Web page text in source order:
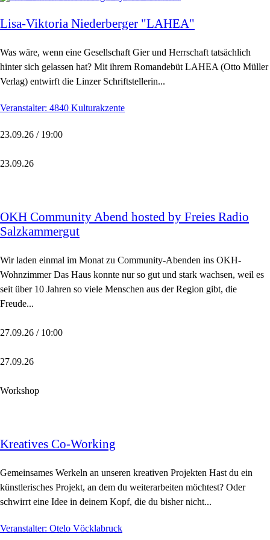
Lisa-Viktoria Niederberger "LAHEA"
Was wäre, wenn eine Gesellschaft Gier und Herrschaft tatsächlich
hinter sich gelassen hat? Mit ihrem Romandebüt LAHEA (Otto Müller
Verlag) entwirft die Linzer Schriftstellerin...
Veranstalter: 4840 Kulturakzente
23.09.26 / 19:00
23.09.26
OKH Community Abend hosted by Freies Radio
Salzkammergut
Wir laden einmal im Monat zu Community-Abenden ins OKH-
Wohnzimmer Das Haus konnte nur so gut und stark wachsen, weil es
seit über 10 Jahren so viele Menschen aus der Region gibt, die
Freude...
27.09.26 / 10:00
27.09.26
Workshop
Kreatives Co-Working
Gemeinsames Werkeln an unseren kreativen Projekten Hast du ein
künstlerisches Projekt, an dem du weiterarbeiten möchtest? Oder
schwirrt eine Idee in deinem Kopf, die du bisher nicht...
Veranstalter: Otelo Vöcklabruck